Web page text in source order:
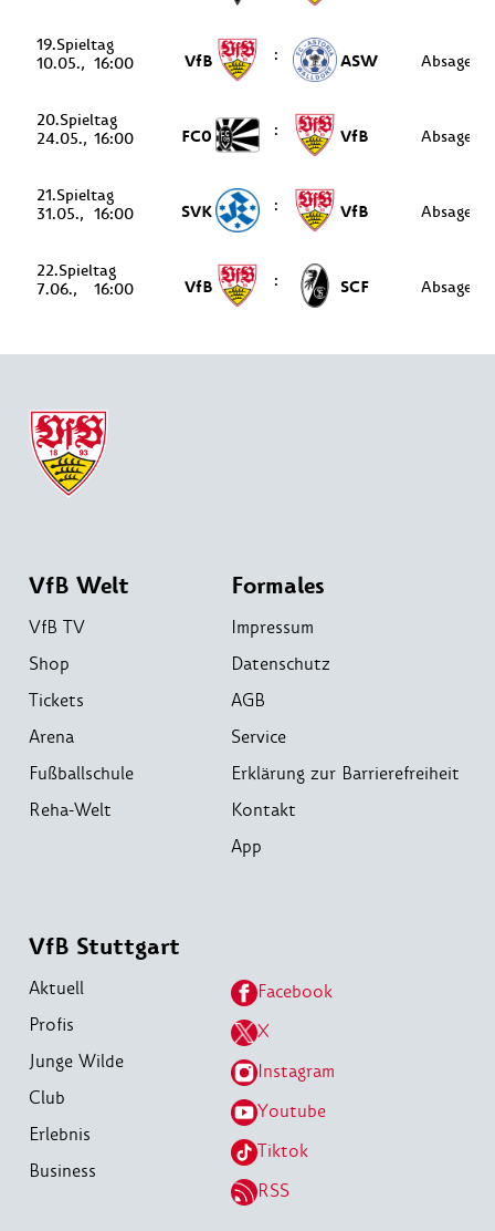
19.
10.05.
16:00 VfB : ASW Absage
20.
24.05. 16:00 FC0 : VfB Absage
21.
31.05.
16:00 SVK : VfB Absage
22.
7.06.
16:00 VfB : SCF Absage
VfB Welt
VfB TV
Shop
Tickets
Arena
Fußballschule
Reha-Welt
Formales
Impressum
Datenschutz
AGB
Service
Erklärung zur Barrierefreiheit
Kontakt
App
VfB Stuttgart
Aktuell
Profis
Junge Wilde
Club
Erlebnis
Business
Facebook
X
Instagram
Youtube
Tiktok
RSS